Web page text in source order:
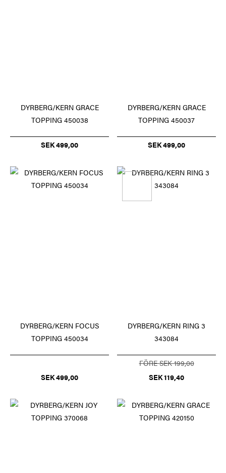
DYRBERG/KERN GRACE
TOPPING 450038
SEK 499,00
DYRBERG/KERN GRACE
TOPPING 450037
SEK 499,00
DYRBERG/KERN FOCUS
TOPPING 450034
SEK 499,00
DYRBERG/KERN RING 3
343084
FÖRE SEK 199,00
SEK 119,40